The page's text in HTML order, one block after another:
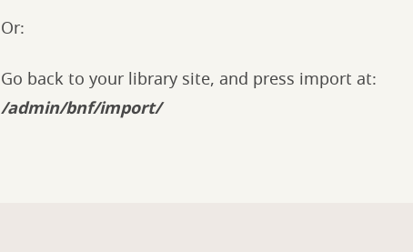
Or:
Go back to your library site, and press import at:
/admin/bnf/import/